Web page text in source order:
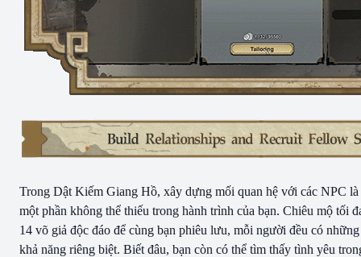
Trong Dật Kiếm Giang Hồ, xây dựng mối quan hệ với các NPC là
một phần không thể thiếu trong hành trình của bạn. Chiêu mộ tối
14 võ giả độc đáo để cùng bạn phiêu lưu, mỗi người đều có những
khả năng riêng biệt. Biết đâu, bạn còn có thể tìm thấy tình yêu